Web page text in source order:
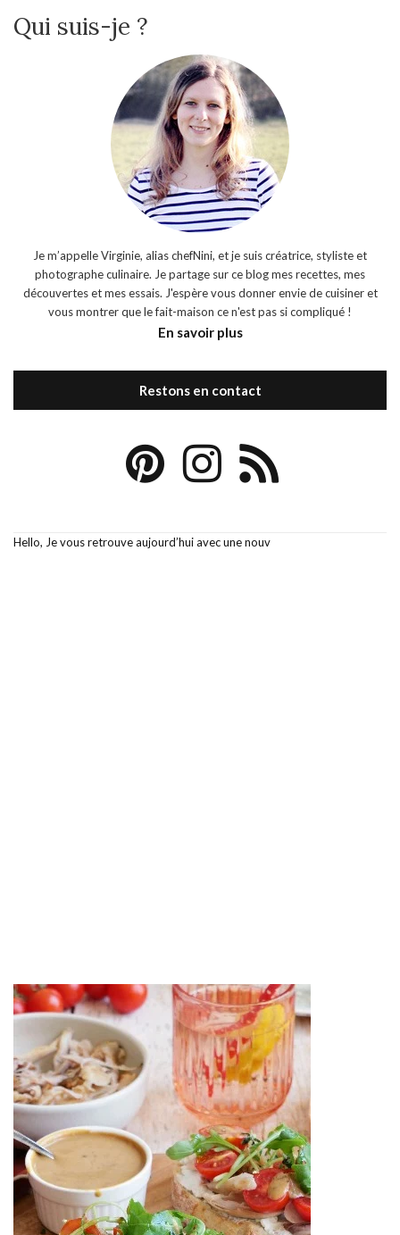
Qui suis-je ?
Je m’appelle Virginie, alias chefNini, et je suis créatrice, styliste et
photographe culinaire. Je partage sur ce blog mes recettes, mes
découvertes et mes essais. J'espère vous donner envie de cuisiner et
vous montrer que le fait-maison ce n'est pas si compliqué !
En savoir plus
Restons en contact
Hello, Je vous retrouve aujourd’hui avec une nouv